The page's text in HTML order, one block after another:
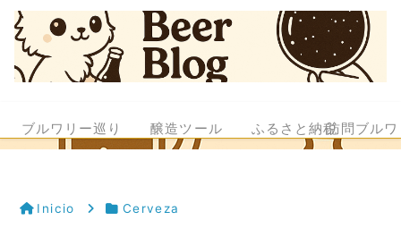
ブルワリー巡り 醸造ツール ふるさと納税訪問ブル
Inicio Cerveza